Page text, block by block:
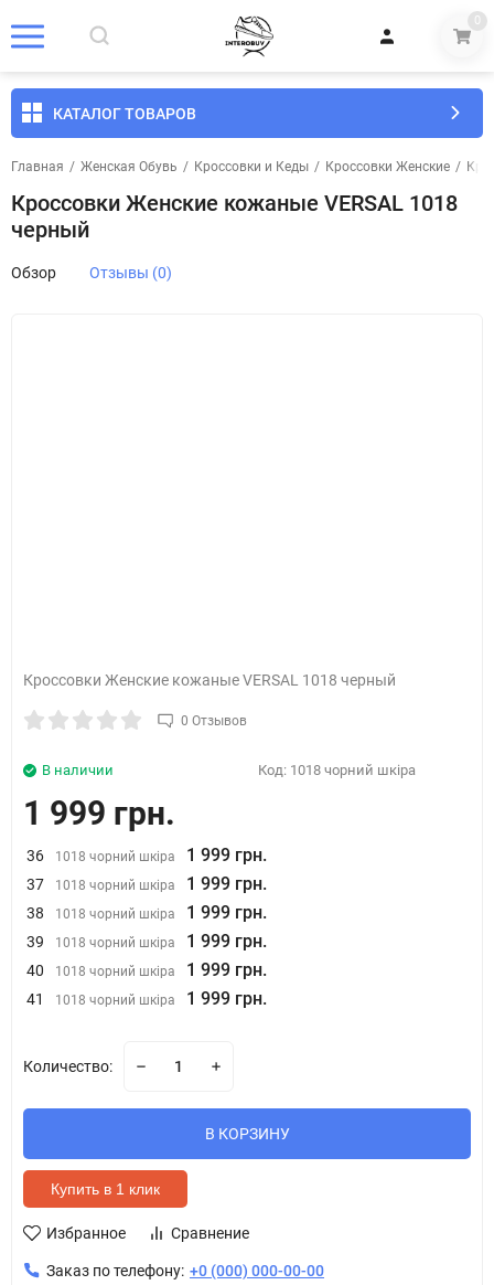
0
КАТАЛОГ ТОВАРОВ
Главная / Женская Обувь / Кроссовки и Кеды / Кроссовки Женские /
Кроссовки Женские кожаные VERSAL 1018
черный
Обзор Отзывы (0)
Кроссовки Женские кожаные VERSAL 1018 черный
0 Отзывов
В наличии Код: 1018 чорний шкіра
1 999 грн.
36 1018 чорний шкіра 1 999 грн.
37 1018 чорний шкіра 1 999 грн.
38 1018 чорний шкіра 1 999 грн.
39 1018 чорний шкіра 1 999 грн.
40 1018 чорний шкіра 1 999 грн.
41 1018 чорний шкіра 1 999 грн.
Количество:
В КОРЗИНУ
Купить в 1 клик
Избранное Сравнение
Заказ по телефону: +0 (000) 000-00-00